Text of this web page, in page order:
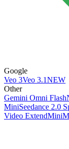
Google
Veo 3Veo 3.1NEW
Other
Gemini Omni Flash
MiniSeedance 2.0
Video Extend